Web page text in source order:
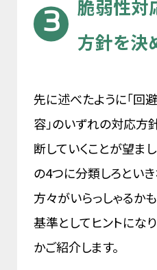
脆弱性対
方針を決
先に述べたように「回避
容」のいずれの対応方
断していくことが望ま
の4つに分類しろとい
方々がいらっしゃるか
基準としてヒントにな
かご紹介します。